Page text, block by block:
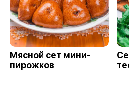
Мясной сет мини-
пирожков